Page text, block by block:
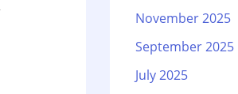
November 2025
September 2025
July 2025